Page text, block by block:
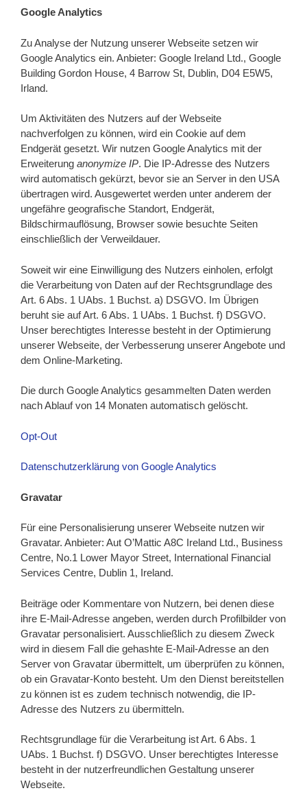
Google Analytics
Zu Analyse der Nutzung unserer Webseite setzen wir
Google Analytics ein. Anbieter: Google Ireland Ltd., Google
Building Gordon House, 4 Barrow St, Dublin, D04 E5W5,
Irland.
Um Aktivitäten des Nutzers auf der Webseite
nachverfolgen zu können, wird ein Cookie auf dem
Endgerät gesetzt. Wir nutzen Google Analytics mit der
Erweiterung anonymize IP. Die IP-Adresse des Nutzers
wird automatisch gekürzt, bevor sie an Server in den USA
übertragen wird. Ausgewertet werden unter anderem der
ungefähre geografische Standort, Endgerät,
Bildschirmauflösung, Browser sowie besuchte Seiten
einschließlich der Verweildauer.
Soweit wir eine Einwilligung des Nutzers einholen, erfolgt
die Verarbeitung von Daten auf der Rechtsgrundlage des
Art. 6 Abs. 1 UAbs. 1 Buchst. a) DSGVO. Im Übrigen
beruht sie auf Art. 6 Abs. 1 UAbs. 1 Buchst. f) DSGVO.
Unser berechtigtes Interesse besteht in der Optimierung
unserer Webseite, der Verbesserung unserer Angebote und
dem Online-Marketing.
Die durch Google Analytics gesammelten Daten werden
nach Ablauf von 14 Monaten automatisch gelöscht.
Opt-Out
Datenschutzerklärung von Google Analytics
Gravatar
Für eine Personalisierung unserer Webseite nutzen wir
Gravatar. Anbieter: Aut O’Mattic A8C Ireland Ltd., Business
Centre, No.1 Lower Mayor Street, International Financial
Services Centre, Dublin 1, Ireland.
Beiträge oder Kommentare von Nutzern, bei denen diese
ihre E-Mail-Adresse angeben, werden durch Profilbilder von
Gravatar personalisiert. Ausschließlich zu diesem Zweck
wird in diesem Fall die gehashte E-Mail-Adresse an den
Server von Gravatar übermittelt, um überprüfen zu können,
ob ein Gravatar-Konto besteht. Um den Dienst bereitstellen
zu können ist es zudem technisch notwendig, die IP-
Adresse des Nutzers zu übermitteln.
Rechtsgrundlage für die Verarbeitung ist Art. 6 Abs. 1
UAbs. 1 Buchst. f) DSGVO. Unser berechtigtes Interesse
besteht in der nutzerfreundlichen Gestaltung unserer
Webseite.